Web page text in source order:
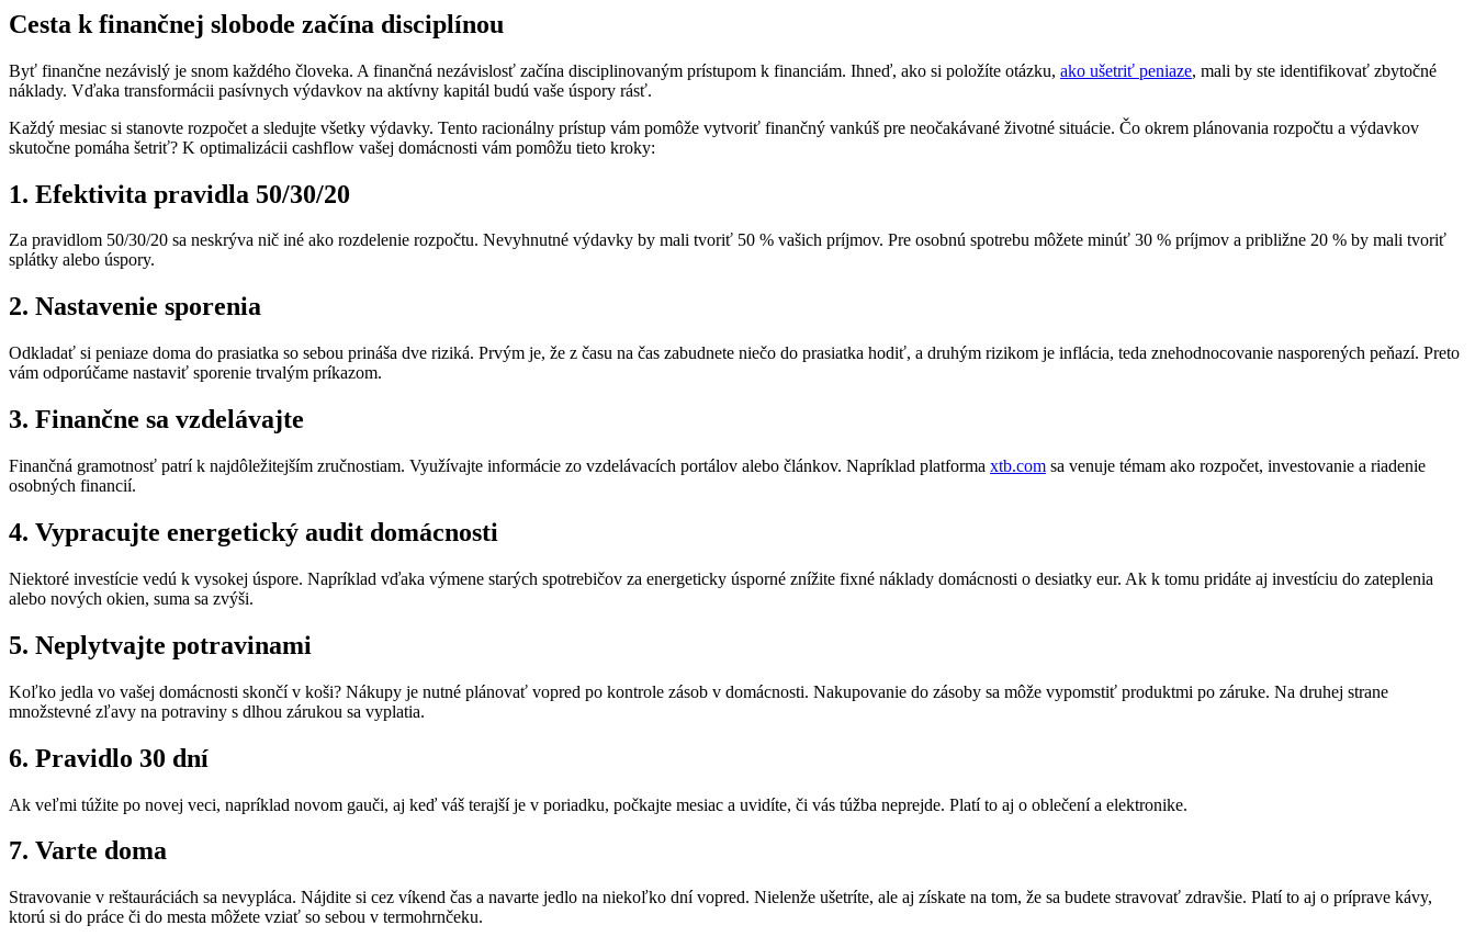
Cesta k finančnej slobode začína disciplínou
Byť finančne nezávislý je snom každého človeka. A finančná nezávislosť začína disciplinovaným prístupom k financiám. Ihneď, ako si položíte otázku, ako ušetriť peniaze, mali by ste identifikovať zbytočné
náklady. Vďaka transformácii pasívnych výdavkov na aktívny kapitál budú vaše úspory rásť.
Každý mesiac si stanovte rozpočet a sledujte všetky výdavky. Tento racionálny prístup vám pomôže vytvoriť finančný vankúš pre neočakávané životné situácie. Čo okrem plánovania rozpočtu a výdavkov
skutočne pomáha šetriť? K optimalizácii cashflow vašej domácnosti vám pomôžu tieto kroky:
1. Efektivita pravidla 50/30/20
Za pravidlom 50/30/20 sa neskrýva nič iné ako rozdelenie rozpočtu. Nevyhnutné výdavky by mali tvoriť 50 % vašich príjmov. Pre osobnú spotrebu môžete minúť 30 % príjmov a približne 20 % by mali tvoriť
splátky alebo úspory.
2. Nastavenie sporenia
Odkladať si peniaze doma do prasiatka so sebou prináša dve riziká. Prvým je, že z času na čas zabudnete niečo do prasiatka hodiť, a druhým rizikom je inflácia, teda znehodnocovanie nasporených peňazí. Preto
vám odporúčame nastaviť sporenie trvalým príkazom.
3. Finančne sa vzdelávajte
Finančná gramotnosť patrí k najdôležitejším zručnostiam. Využívajte informácie zo vzdelávacích portálov alebo článkov. Napríklad platforma xtb.com sa venuje témam ako rozpočet, investovanie a riadenie
osobných financií.
4. Vypracujte energetický audit domácnosti
Niektoré investície vedú k vysokej úspore. Napríklad vďaka výmene starých spotrebičov za energeticky úsporné znížite fixné náklady domácnosti o desiatky eur. Ak k tomu pridáte aj investíciu do zateplenia
alebo nových okien, suma sa zvýši.
5. Neplytvajte potravinami
Koľko jedla vo vašej domácnosti skončí v koši? Nákupy je nutné plánovať vopred po kontrole zásob v domácnosti. Nakupovanie do zásoby sa môže vypomstiť produktmi po záruke. Na druhej strane
množstevné zľavy na potraviny s dlhou zárukou sa vyplatia.
6. Pravidlo 30 dní
Ak veľmi túžite po novej veci, napríklad novom gauči, aj keď váš terajší je v poriadku, počkajte mesiac a uvidíte, či vás túžba neprejde. Platí to aj o oblečení a elektronike.
7. Varte doma
Stravovanie v reštauráciách sa nevypláca. Nájdite si cez víkend čas a navarte jedlo na niekoľko dní vopred. Nielenže ušetríte, ale aj získate na tom, že sa budete stravovať zdravšie. Platí to aj o príprave kávy,
ktorú si do práce či do mesta môžete vziať so sebou v termohrnčeku.